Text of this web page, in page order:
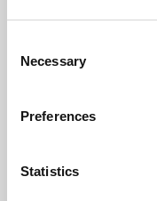
Selection
Necessary
Preferences
Statistics
hebben alle
voor een leuk